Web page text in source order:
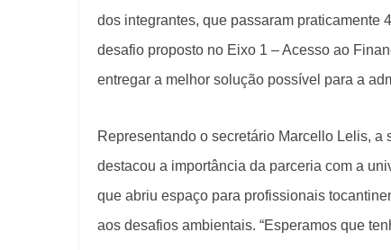
dos integrantes, que passaram praticamente
desafio proposto no Eixo 1 – Acesso ao
entregar a melhor solução possível para a
Representando o secretário Marcello Lelis,
destacou a importância da parceria com a
que abriu espaço para profissionais
aos desafios ambientais. “Esperamos que